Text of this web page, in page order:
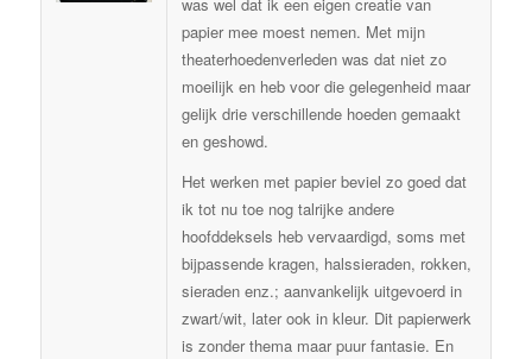
papier mee moest nemen. Met mijn
theaterhoedenverleden was dat niet zo
moeilijk en heb voor die gelegenheid maar
gelijk drie verschillende hoeden gemaakt
en geshowd.
Het werken met papier beviel zo goed dat
ik tot nu toe nog talrijke andere
hoofddeksels heb vervaardigd, soms met
bijpassende kragen, halssieraden, rokken,
sieraden enz.; aanvankelijk uitgevoerd in
zwart/wit, later ook in kleur. Dit papierwerk
is zonder thema maar puur fantasie. En